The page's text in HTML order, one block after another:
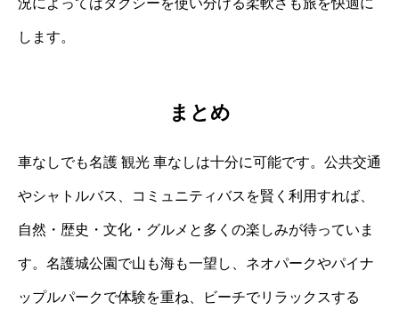
況によってはタクシーを使い分ける柔軟さも旅を快適に
します。
まとめ
車なしでも名護 観光 車なしは十分に可能です。公共交通
やシャトルバス、コミュニティバスを賢く利用すれば、
自然・歴史・文化・グルメと多くの楽しみが待っていま
す。名護城公園で山も海も一望し、ネオパークやパイナ
ップルパークで体験を重ね、ビーチでリラックスする